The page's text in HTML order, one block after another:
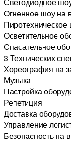
Огненное шоу на
Осветительное
Спасательное
3 Технических
Хореография на
Музыка
Настройка
Репетиция
Доставка
Управление
Безопасность на